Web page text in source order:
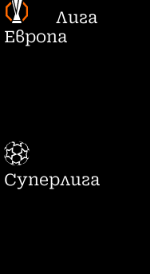
Лига
Европа
Суперлига